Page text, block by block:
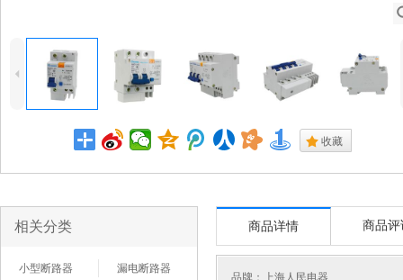
4
. 收藏
相关分类
小型断路器
漏电断路器
商品详情 商品评
品牌： 上海人民电器